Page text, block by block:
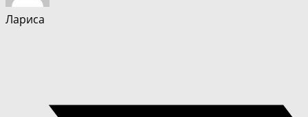
Лариса